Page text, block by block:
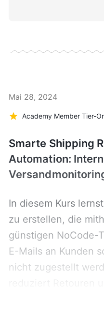
Mai 28, 2024
Academy Member Tier-
Smarte Shipping
Automation:
In diesem Kurs
zu erstellen, die
günstigen NoCode-
E-Mails an Kunden
nicht zugestellt